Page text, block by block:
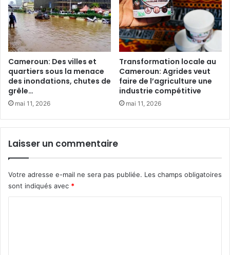
f
r
i
q
u
e
C
e
n
t
e
:
n
e
é
Cameroun: Des villes et
quartiers sous la menace
des inondations, chutes de
grêle…
mai 11, 2026
Transformation locale au
Cameroun: Agrides veut
faire de l’agriculture une
industrie compétitive
mai 11, 2026
Laisser un commentaire
Votre adresse e-mail ne sera pas publiée. Les champs obligatoires
sont indiqués avec *